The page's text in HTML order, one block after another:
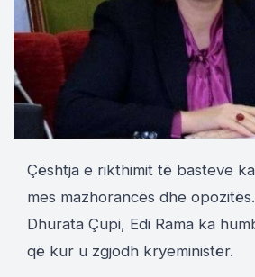
Çështja e rikthimit të basteve
mes mazhorancës dhe
Dhurata Çupi, Edi Rama ka
që kur u zgjodh kryeministër.